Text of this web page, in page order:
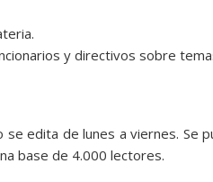
y directivos sobre
se edita de lunes a viernes. Se
base de 4.000 lectores.